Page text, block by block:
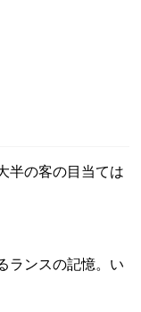
半の客の目当ては
ランスの記憶。い